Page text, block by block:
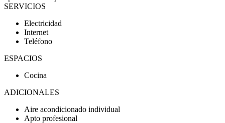
SERVICIOS
Electricidad
Internet
Teléfono
ESPACIOS
Cocina
ADICIONALES
Aire acondicionado individual
Apto profesional